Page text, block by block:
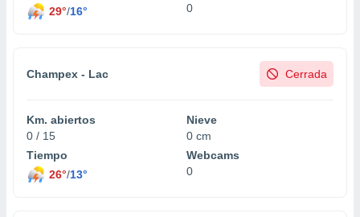
29°/16°
0
Champex - Lac Cerrada
Km. abiertos
0 / 15
Nieve
0 cm
Tiempo
26°/13°
Webcams
0